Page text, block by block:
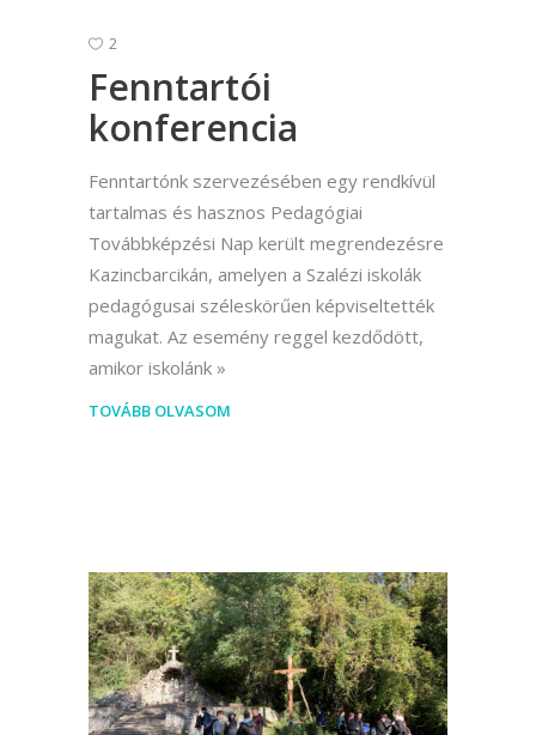
2
Fenntartói
konferencia
Fenntartónk szervezésében egy rendkívül
tartalmas és hasznos Pedagógiai
Továbbképzési Nap került megrendezésre
Kazincbarcikán, amelyen a Szalézi iskolák
pedagógusai széleskörűen képviseltették
magukat. Az esemény reggel kezdődött,
amikor iskolánk
TOVÁBB OLVASOM